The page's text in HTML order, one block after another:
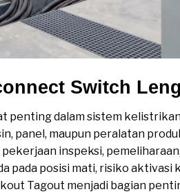
Switch
penting dalam sistem
panel, maupun peralatan
inspeksi,
pada posisi mati, risiko
Tagout menjadi bagian